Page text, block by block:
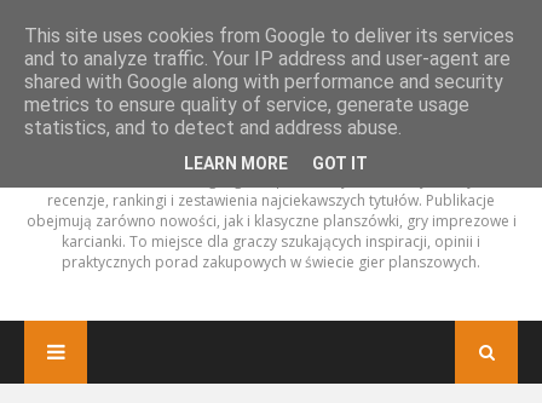
recenzje, rankingi i zestawienia najciekawszych tytułów. Publikacje
obejmują zarówno nowości, jak i klasyczne planszówki, gry imprezowe i
karcianki. To miejsce dla graczy szukających inspiracji, opinii i
praktycznych porad zakupowych w świecie gier planszowych.
This site uses cookies from Google to deliver its services
and to analyze traffic. Your IP address and user-agent are
shared with Google along with performance and security
metrics to ensure quality of service, generate usage
statistics, and to detect and address abuse.
LEARN MORE GOT IT